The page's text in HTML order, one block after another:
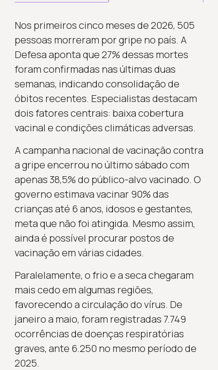
Nos primeiros cinco meses de 2026, 505
pessoas morreram por gripe no país. A
Defesa aponta que 27% dessas mortes
foram confirmadas nas últimas duas
semanas, indicando consolidação de
óbitos recentes. Especialistas destacam
dois fatores centrais: baixa cobertura
vacinal e condições climáticas adversas.
A campanha nacional de vacinação contra
a gripe encerrou no último sábado com
apenas 38,5% do público-alvo vacinado. O
governo estimava vacinar 90% das
crianças até 6 anos, idosos e gestantes,
meta que não foi atingida. Mesmo assim,
ainda é possível procurar postos de
vacinação em várias cidades.
Paralelamente, o frio e a seca chegaram
mais cedo em algumas regiões,
favorecendo a circulação do vírus. De
janeiro a maio, foram registradas 7.749
ocorrências de doenças respiratórias
graves, ante 6.250 no mesmo período de
2025.